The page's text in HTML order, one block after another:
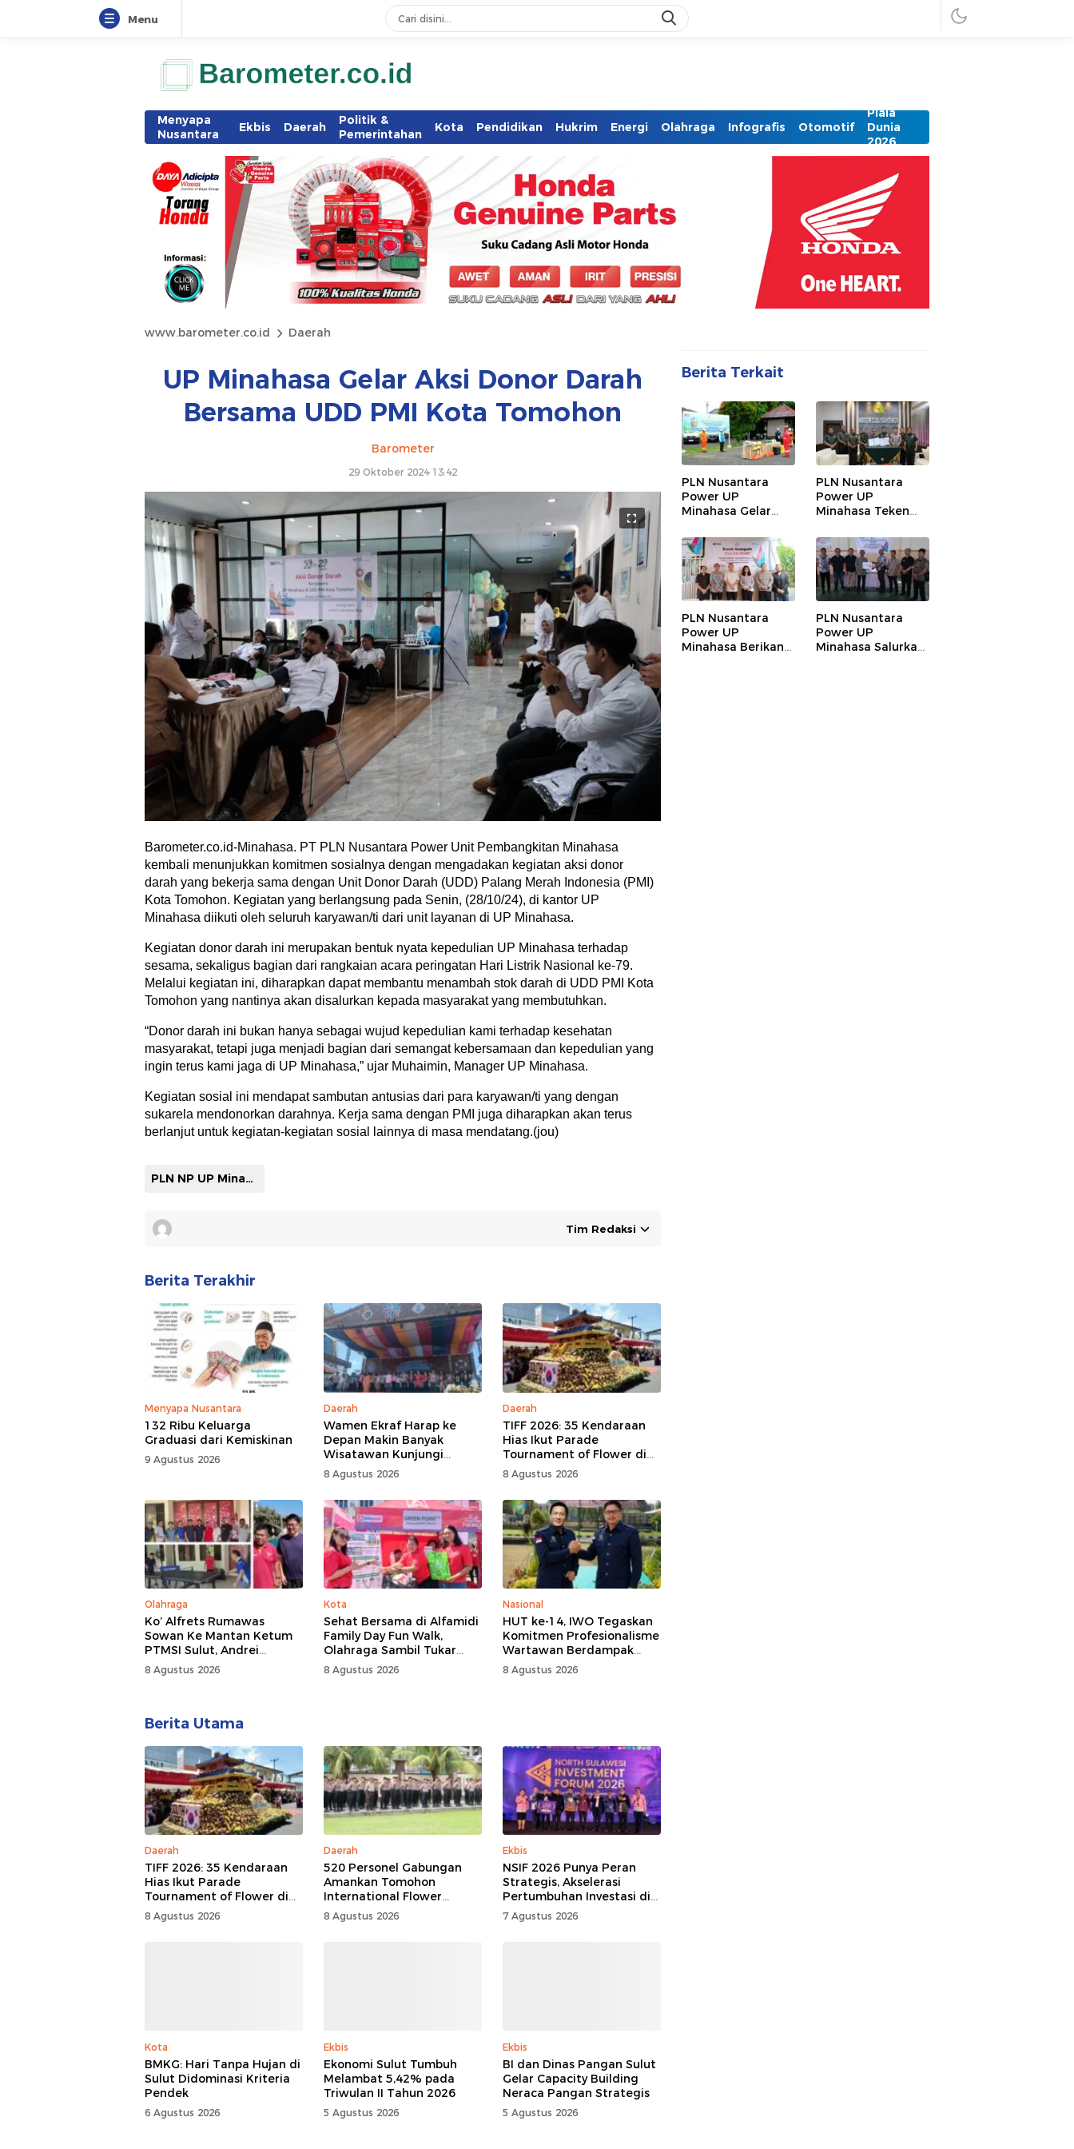
Menu
Menyapa
Nusantara
Ekbis Daerah
Politik &
Pemerintahan
Kota Pendidikan Hukrim Energi Olahraga Infografis Otomotif
Piala
Dunia
2026
www.barometer.co.id Daerah
UP Minahasa Gelar Aksi Donor Darah
Bersama UDD PMI Kota Tomohon
Barometer
29 Oktober 2024 13:42
Barometer.co.id-Minahasa. PT PLN Nusantara Power Unit Pembangkitan Minahasa
kembali menunjukkan komitmen sosialnya dengan mengadakan kegiatan aksi donor
darah yang bekerja sama dengan Unit Donor Darah (UDD) Palang Merah Indonesia (PMI)
Kota Tomohon. Kegiatan yang berlangsung pada Senin, (28/10/24), di kantor UP
Minahasa diikuti oleh seluruh karyawan/ti dari unit layanan di UP Minahasa.
Kegiatan donor darah ini merupakan bentuk nyata kepedulian UP Minahasa terhadap
sesama, sekaligus bagian dari rangkaian acara peringatan Hari Listrik Nasional ke-79.
Melalui kegiatan ini, diharapkan dapat membantu menambah stok darah di UDD PMI Kota
Tomohon yang nantinya akan disalurkan kepada masyarakat yang membutuhkan.
“Donor darah ini bukan hanya sebagai wujud kepedulian kami terhadap kesehatan
masyarakat, tetapi juga menjadi bagian dari semangat kebersamaan dan kepedulian yang
ingin terus kami jaga di UP Minahasa,” ujar Muhaimin, Manager UP Minahasa.
Kegiatan sosial ini mendapat sambutan antusias dari para karyawan/ti yang dengan
sukarela mendonorkan darahnya. Kerja sama dengan PMI juga diharapkan akan terus
berlanjut untuk kegiatan-kegiatan sosial lainnya di masa mendatang.(jou)
PLN NP UP Minahasa
Tim Redaksi
Berita Terakhir
Menyapa Nusantara
132 Ribu Keluarga
Graduasi dari Kemiskinan
9 Agustus 2026
Daerah
Wamen Ekraf Harap ke
Depan Makin Banyak
Wisatawan Kunjungi
Tomohon
8 Agustus 2026
Daerah
TIFF 2026: 35 Kendaraan
Hias Ikut Parade
Tournament of Flower di
Tomohon
8 Agustus 2026
Olahraga
Ko’ Alfrets Rumawas
Sowan Ke Mantan Ketum
PTMSI Sulut, Andrei
Angouw
8 Agustus 2026
Kota
Sehat Bersama di Alfamidi
Family Day Fun Walk,
Olahraga Sambil Tukar
Sampah Demi Jaga Bumi
8 Agustus 2026
Nasional
HUT ke-14, IWO Tegaskan
Komitmen Profesionalisme
Wartawan Berdampak
Bagi Kebaikan Bangsa
8 Agustus 2026
Berita Utama
Daerah
TIFF 2026: 35 Kendaraan
Hias Ikut Parade
Tournament of Flower di
Tomohon
8 Agustus 2026
Daerah
520 Personel Gabungan
Amankan Tomohon
International Flower
Festival
8 Agustus 2026
Ekbis
NSIF 2026 Punya Peran
Strategis, Akselerasi
Pertumbuhan Investasi di
Sulut
7 Agustus 2026
Kota
BMKG: Hari Tanpa Hujan di
Sulut Didominasi Kriteria
Pendek
6 Agustus 2026
Ekbis
Ekonomi Sulut Tumbuh
Melambat 5,42% pada
Triwulan II Tahun 2026
5 Agustus 2026
Ekbis
BI dan Dinas Pangan Sulut
Gelar Capacity Building
Neraca Pangan Strategis
5 Agustus 2026
Berita Terkait
PLN Nusantara
Power UP
Minahasa Gelar
Bulan K3 Nasional
2026
PLN Nusantara
Power UP
Minahasa Teken
Bersama dan PKT
Kolaborasi
Pelestarian
Sumber Daya Air di
DAS Tondano
PLN Nusantara
Power UP
Minahasa Berikan
PLN Nusantara
Power UP
Minahasa Salurkan